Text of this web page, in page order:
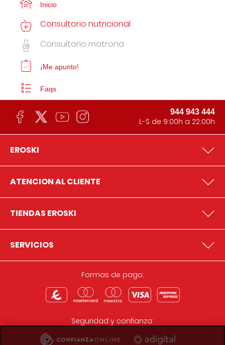
Inicio
Consultorio nutricional
Consultorio matrona
¡Me apunto!
Faqs
944 943 444
L-S de 9:00h a 22:00h
EROSKI
ATENCION AL CLIENTE
TIENDAS EROSKI
SERVICIOS
Formas de pago:
Seguridad y confianza: